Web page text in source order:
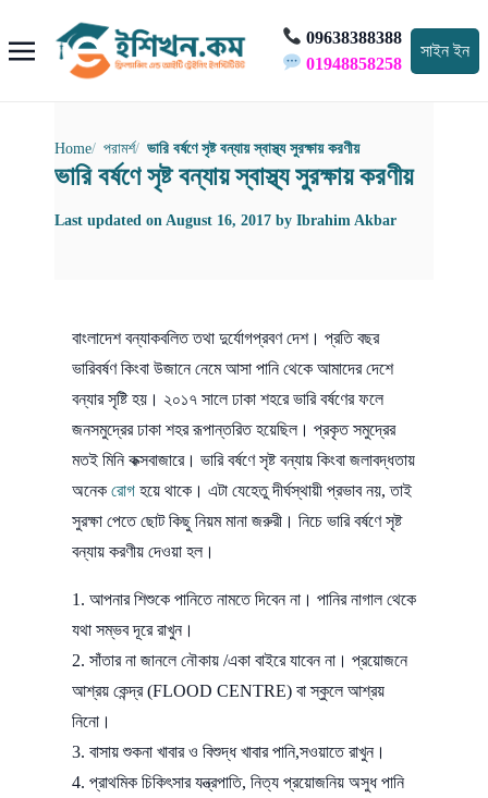
09638388388
01948858258
সাইন ইন
Home পরামর্শ ভারি বর্ষণে সৃষ্ট বন্যায় স্বাস্থ্য সুরক্ষায় করণীয়
ভারি বর্ষণে সৃষ্ট বন্যায় স্বাস্থ্য সুরক্ষায় করণীয়
Last updated on August 16, 2017 by Ibrahim Akbar
বাংলাদেশ বন্যাকবলিত তথা দুর্যোগপ্রবণ দেশ। প্রতি বছর
ভারিবর্ষণ কিংবা উজানে নেমে আসা পানি থেকে আমাদের দেশে
বন্যার সৃষ্টি হয়। ২০১৭ সালে ঢাকা শহরে ভারি বর্ষণের ফলে
জনসমুদ্রের ঢাকা শহর রূপান্তরিত হয়েছিল। প্রকৃত সমুদ্রের
মতই মিনি কক্সবাজারে। ভারি বর্ষণে সৃষ্ট বন্যায় কিংবা জলাবদ্ধতায়
অনেক রোগ হয়ে থাকে। এটা যেহেতু দীর্ঘস্থায়ী প্রভাব নয়, তাই
সুরক্ষা পেতে ছোট কিছু নিয়ম মানা জরুরী। নিচে ভারি বর্ষণে সৃষ্ট
বন্যায় করণীয় দেওয়া হল।
আপনার শিশুকে পানিতে নামতে দিবেন না। পানির নাগাল থেকে
যথা সম্ভব দূরে রাখুন।
সাঁতার না জানলে নৌকায় /একা বাইরে যাবেন না। প্রয়োজনে
আশ্রয় কেন্দ্র (FLOOD CENTRE) বা স্কুলে আশ্রয়
নিনো।
বাসায় শুকনা খাবার ও বিশুদ্ধ খাবার পানি,সওয়াতে রাখুন।
প্রাথমিক চিকিৎসার যন্ত্রপাতি, নিত্য প্রয়োজনিয় অসুধ পানি